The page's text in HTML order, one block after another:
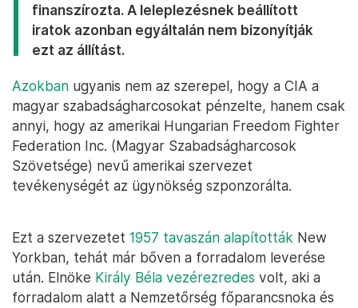
finanszírozta. A leleplezésnek beállított
iratok azonban egyáltalán nem bizonyítják
ezt az állítást.
Azokban ugyanis nem az szerepel, hogy a CIA a
magyar szabadságharcosokat pénzelte, hanem csak
annyi, hogy az amerikai Hungarian Freedom Fighter
Federation Inc. (Magyar Szabadságharcosok
Szövetsége) nevű amerikai szervezet
tevékenységét az ügynökség szponzorálta.
Ezt a szervezetet 1957 tavaszán alapították New
Yorkban, tehát már bőven a forradalom leverése
után. Elnöke Király Béla vezérezredes volt, aki a
forradalom alatt a Nemzetőrség főparancsnoka és